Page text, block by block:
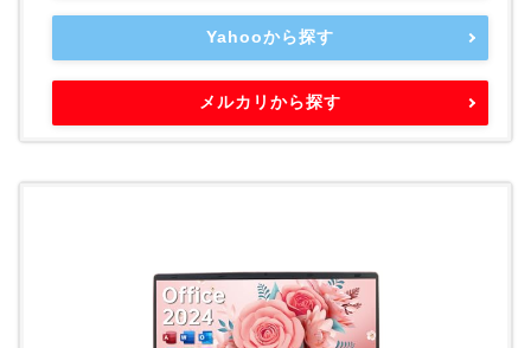
Yahooから探す
メルカリから探す